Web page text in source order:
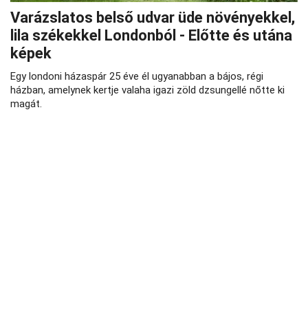
Varázslatos belső udvar üde növényekkel,
lila székekkel Londonból - Előtte és utána
képek
Egy londoni házaspár 25 éve él ugyanabban a bájos, régi
házban, amelynek kertje valaha igazi zöld dzsungellé nőtte ki
magát.